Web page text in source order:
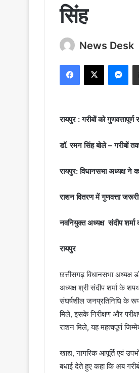
सिंह
News Desk
Facebook
X
रायपुर : गरीबों को
डॉ. रमन सिंह बोले – गरीबों
रायपुर: विधानसभा अध्यक्ष ने
राशन वितरण में गुणवत्ता
नवनियुक्त अध्यक्ष संदीप
रायपुर
छत्तीसगढ़ विधानसभा अध्यक्ष
अध्यक्ष श्री संदीप शर्मा के
संघर्षशील जनप्रतिनिधि के
मिले, इसके निरीक्षण और
राशन मिले, यह महत्वपूर्ण
खाद्य, नागरिक आपूर्ति एवं
बधाई देते हुए कहा कि अब